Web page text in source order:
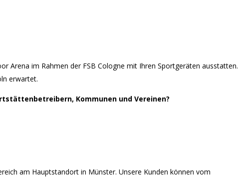
Arena im Rahmen der FSB Cologne mit Ihren Sportgeräten ausstatten.
erwartet.
Kommunen und Vereinen?
am Hauptstandort in Münster. Unsere Kunden können vom